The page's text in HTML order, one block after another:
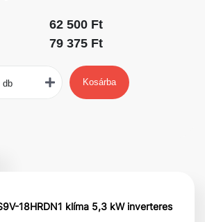
62 500 Ft
79 375 Ft
db Kosárba
18HRDN1 klíma 5,3 kW inverteres